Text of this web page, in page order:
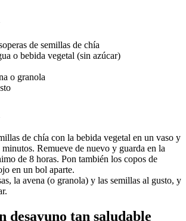
de semillas de chía
o bebida vegetal (sin azúcar)
o granola
de chía con la bebida vegetal en un vaso y
minutos. Remueve de nuevo y guarda en la
de 8 horas. Pon también los copos de
en un bol aparte.
la avena (o granola) y las semillas al gusto, y
desayuno tan saludable